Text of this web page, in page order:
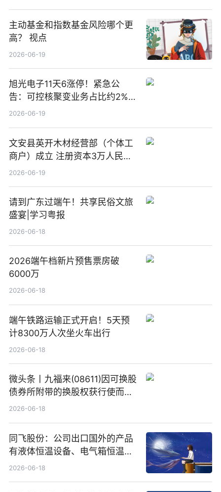
主动基金和指数基金风险哪个更
高？ 视点
2026-06-19
旭光电子11天6涨停！紧急公
告：可控核聚变业务占比约2%！
前沿热点
2026-06-19
文安县英开木材经营部（个体工
商户）成立 注册资本3万人民币
新要闻
2026-06-19
请到广东过端午！共享民俗文旅
盛宴|学习粤报
2026-06-18
2026端午档新片预售票房破
6000万
2026-06-18
端午铁路运输正式开启！5天预
计8300万人次坐火车出行
2026-06-18
微头条丨九福来(08611)因可换股
债券所附带的换股权获行使而发
行5200万股
2026-06-18
同飞股份：公司出口国外的产品
有液体恒温设备、电气箱恒温装
置、纯水冷却单元和特种换热器
2026-06-18